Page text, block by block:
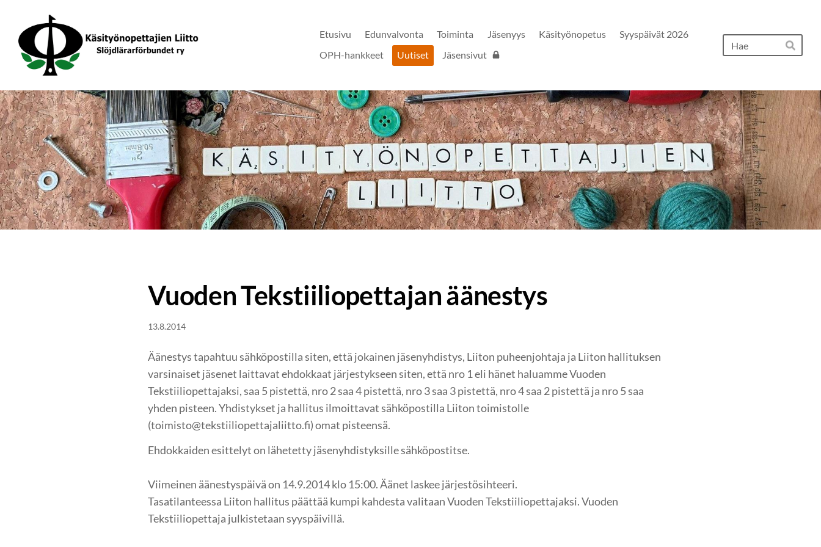
sivun
sisältöön
Käsityönopettajien Liitto
Etusivu Edunvalvonta Toiminta Jäsenyys Käsityönopetus
Syyspäivät 2026
OPH-hankkeet
Uutiset Jäsensivut Hae
Vuoden Tekstiiliopettajan äänestys
13.8.2014
Äänestys tapahtuu sähköpostilla siten, että jokainen jäsenyhdistys, Liiton puheenjohtaja ja Liiton hallituksen
varsinaiset jäsenet laittavat ehdokkaat järjestykseen siten, että nro 1 eli hänet haluamme Vuoden
Tekstiiliopettajaksi, saa 5 pistettä, nro 2 saa 4 pistettä, nro 3 saa 3 pistettä, nro 4 saa 2 pistettä ja nro 5 saa
yhden pisteen. Yhdistykset ja hallitus ilmoittavat sähköpostilla Liiton toimistolle
(toimisto@tekstiiliopettajaliitto.fi) omat pisteensä.
Ehdokkaiden esittelyt on lähetetty jäsenyhdistyksille sähköpostitse.
Viimeinen äänestyspäivä on 14.9.2014 klo 15:00. Äänet laskee järjestösihteeri.
Tasatilanteessa Liiton hallitus päättää kumpi kahdesta valitaan Vuoden Tekstiiliopettajaksi. Vuoden
Tekstiiliopettaja julkistetaan syyspäivillä.